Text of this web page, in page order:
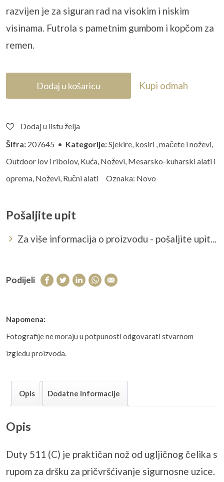
razvijen je za siguran rad na visokim i niskim
visinama. Futrola s pametnim gumbom i kopčom za
remen.
Dodaj u košaricu Kupi odmah
Dodaj u listu želja
Šifra: 207645 • Kategorije:Sjekire, kosiri , mačete i noževi
Outdoor lov i ribolov, Kuća Noževi Mesarsko-kuharski alati i
oprema Noževi Ručni alati Oznaka: Novo
Pošaljite upit
Za više informacija o proizvodu - pošaljite upit...
Podijeli
Napomena:
Fotografije ne moraju u potpunosti odgovarati stvarnom
izgledu proizvoda.
Opis Dodatne informacije
Opis
Duty 511 (C) je praktičan nož od ugljičnog čelika s
rupom za dršku za pričvršćivanje sigurnosne uzice.